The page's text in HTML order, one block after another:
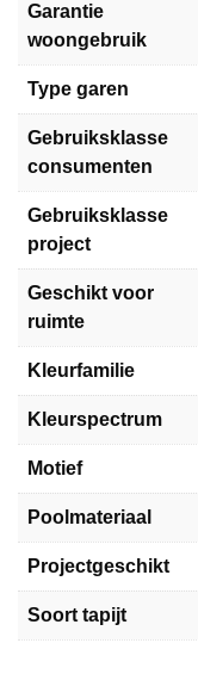
Garantie
woongebruik
Type garen
Gebruiksklasse
consumenten
Gebruiksklasse
project
Geschikt voor
ruimte
Kleurfamilie
Kleurspectrum
Motief
Poolmateriaal
Projectgeschikt
Soort tapijt